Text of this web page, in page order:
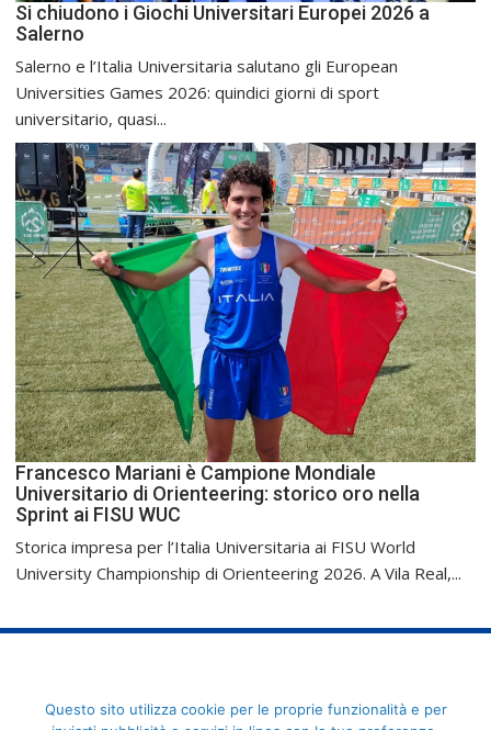
Si chiudono i Giochi Universitari Europei 2026 a
Salerno
Salerno e l’Italia Universitaria salutano gli European
Universities Games 2026: quindici giorni di sport
universitario, quasi...
Francesco Mariani è Campione Mondiale
Universitario di Orienteering: storico oro nella
Sprint ai FISU WUC
Storica impresa per l’Italia Universitaria ai FISU World
University Championship di Orienteering 2026. A Vila Real,...
FederCUSI: Federazione Italiana dello Sport Universitario - Via
Questo sito utilizza cookie per le proprie funzionalità e per